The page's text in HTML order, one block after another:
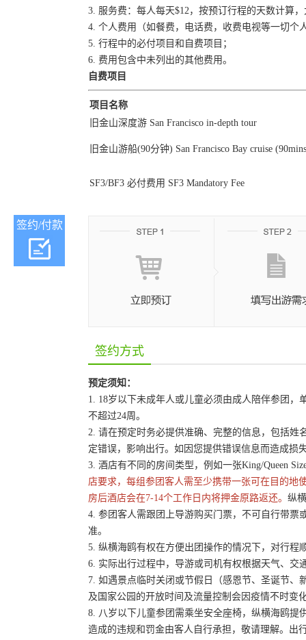
3. 服务费：每人每天$12，按预订行程的天数计算
4. 个人费用（如餐费，电话费，收费电视等一切个
5. 行程中的必付项目和自费项目；
6. 费用包含中未列出的其他费用。
自费项目
项目名称
旧金山深度游 San Francisco in-depth tour
旧金山游船(90分钟) San Francisco Bay cruise
SF3/BF3 必付费用 SF3 Mandatory Fee
签约/付款
签约方式
预定须知：
1. 18岁以下未成年人或儿童必须由成人陪伴参团
不超过24周。
2. 请在预定时务必提供准确、完整的信息，包括
定错误，影响出行。如因您提供错误信息而造成损
3. 酒店有不同的房间类型，例如一张King/Queen
店要求，每组参团客人需至少携带一张可在目的地
房后酒店会在7-14个工作日内将押金原路返还。 纵
4. 参团客人需跟团上导游购买门票，不可自行带票
准。
5. 纵横海鸥有权在方便出团操作的情况下，对行
6. 实际出行过程中，导游或司机有权根据天气、
7. 如遇景点临时关闭或节假日（感恩节、圣诞节
及国家公园的开放时间及流量控制会因疫情不时变
8. 八岁以下儿童参团需乘坐安全座椅，纵横海鸥提
造成的违规和罚金由客人自行承担，敬请理解。出